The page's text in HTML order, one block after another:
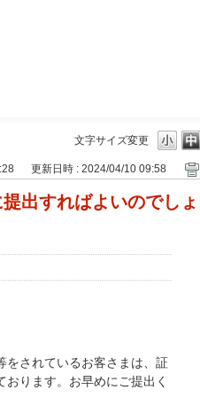
文字サイズ変更
更新日時 : 2024/04/10 09:58
出すればよいのでしょ
をされているお客さまは、証
ります。お早めにご提出く